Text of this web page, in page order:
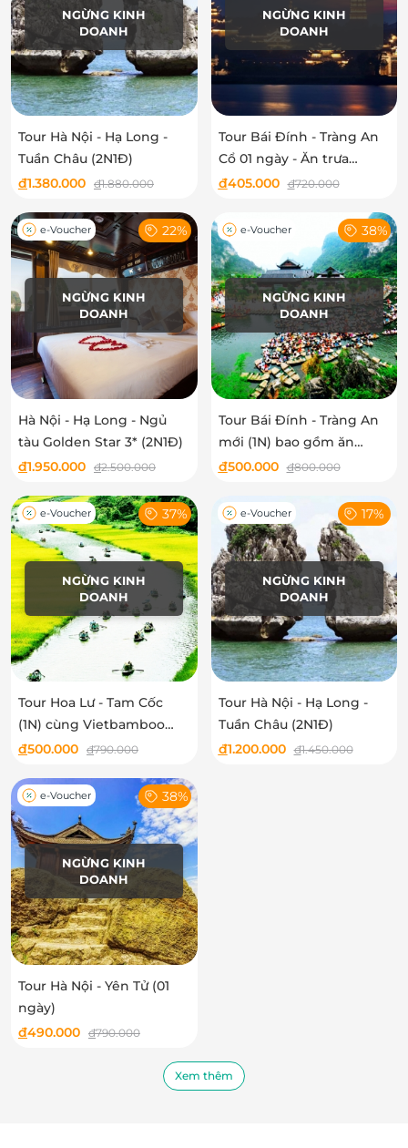
NGỪNG KINH
DOANH
Tour Hà Nội - Hạ Long -
Tuần Châu (2N1Đ)
đ1.380.000 đ1.880.000
NGỪNG KINH
DOANH
Tour Bái Đính - Tràng An
Cổ 01 ngày - Ăn trưa
buffet và Free 01 đồ uống
đ405.000 đ720.000
NGỪNG KINH
DOANH
e-Voucher 22%
Hà Nội - Hạ Long - Ngủ
tàu Golden Star 3* (2N1Đ)
đ1.950.000 đ2.500.000
NGỪNG KINH
DOANH
e-Voucher 38%
Tour Bái Đính - Tràng An
mới (1N) bao gồm ăn
Buffet và free 01 đồ uống
đ500.000 đ800.000
NGỪNG KINH
DOANH
e-Voucher 37%
Tour Hoa Lư - Tam Cốc
(1N) cùng Vietbamboo
Travel
đ500.000 đ790.000
NGỪNG KINH
DOANH
e-Voucher 17%
Tour Hà Nội - Hạ Long -
Tuần Châu (2N1Đ)
đ1.200.000 đ1.450.000
NGỪNG KINH
DOANH
e-Voucher 38%
Tour Hà Nội - Yên Tử (01
ngày)
đ490.000 đ790.000
Xem thêm